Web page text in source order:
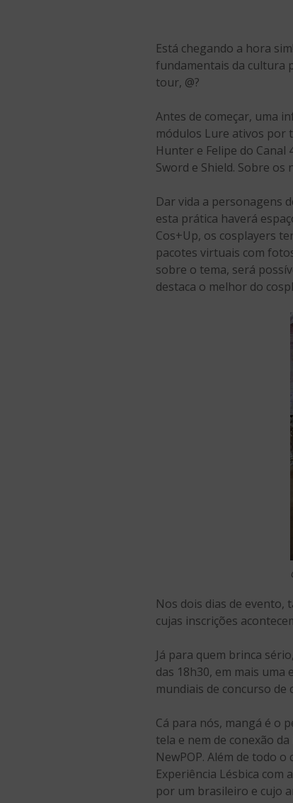
Está chegando a hora
fundamentais da cultura
tour, @?
Antes de começar, uma
módulos Lure ativos por
Hunter e Felipe do
Sword e Shield. Sobre
Dar vida a personagens
esta prática haverá
Cos+Up, os cosplayers
pacotes virtuais com
sobre o tema, será
destaca o melhor do
Nos dois dias de evento,
cujas inscrições
Já para quem brinca
das 18h30, em mais
mundiais de concurso
Cá para nós, mangá é o
tela e nem de conexão
NewPOP. Além de todo
Experiência Lésbica com
por um brasileiro e cujo